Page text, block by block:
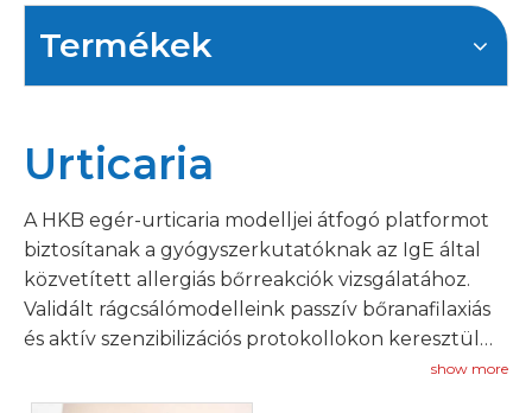
Termékek
Urticaria
A HKB egér-urticaria modelljei átfogó platformot
biztosítanak a gyógyszerkutatóknak az IgE által
közvetített allergiás bőrreakciók vizsgálatához.
Validált rágcsálómodelleink passzív bőranafilaxiás
és aktív szenzibilizációs protokollokon keresztül
replikálják az urticariára jellemző akut böfögési és
fellángolási választ.
show more